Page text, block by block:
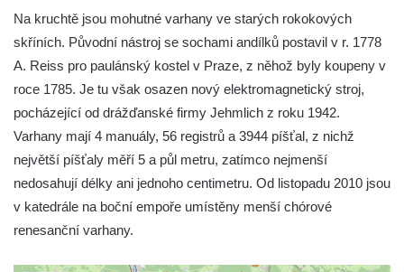
Všestudech
Kostel svatého Václava ve Strupčicích
Kostel svatého Mikuláše ve Velkých
Žernosekách
Kaple svatého Urbana ve Velkých
Žernosekách
Kaple svatého Huberta u hradiště Hrádek u
Libochovan
Na kruchtě jsou mohutné varhany ve starých rokokových
skříních. Původní nástroj se sochami andílků postavil v r. 1778
A. Reiss pro paulánský kostel v Praze, z něhož byly koupeny v
roce 1785. Je tu však osazen nový elektromagnetický stroj,
pocházející od drážďanské firmy Jehmlich z roku 1942.
Varhany mají 4 manuály, 56 registrů a 3944 píšťal, z nichž
největší píšťaly měří 5 a půl metru, zatímco nejmenší
nedosahují délky ani jednoho centimetru. Od listopadu 2010 jsou
v katedrále na boční empoře umístěny menší chórové
renesanční varhany.